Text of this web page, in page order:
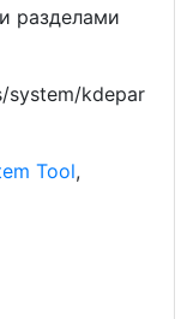
разделами
system/kdepar
Tool,